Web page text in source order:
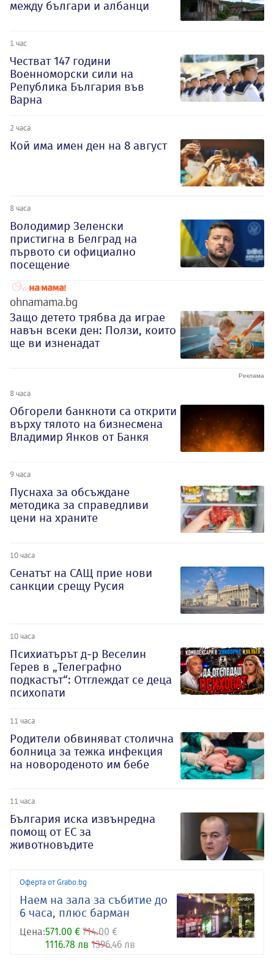
между българи и албанци
1 час
Честват 147 години
Военноморски сили на
Република България във
Варна
2 часа
Кой има имен ден на 8 август
8 часа
Володимир Зеленски
пристигна в Белград на
първото си официално
посещение
ohnamama.bg
Защо детето трябва да играе
навън всеки ден: Ползи, които
ще ви изненадат
8 часа
Обгорели банкноти са открити
върху тялото на бизнесмена
Владимир Янков от Банкя
9 часа
Пуснаха за обсъждане
методика за справедливи
цени на храните
10 часа
Сенатът на САЩ прие нови
санкции срещу Русия
10 часа
Психиатърът д-р Веселин
Герев в „Телеграфно
подкастът“: Отглеждат се деца
психопати
11 часа
Родители обвиняват столична
болница за тежка инфекция
на новороденото им бебе
11 часа
България иска извънредна
помощ от ЕС за
животновъдите
Оферта от Grabo.bg
Наем на зала за събитие до
6 часа, плюс барман
Цена:571.00 € 714.00 €
1116.78 лв 1396.46 лв